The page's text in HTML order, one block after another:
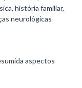
história familiar,
neurológicas
aspectos